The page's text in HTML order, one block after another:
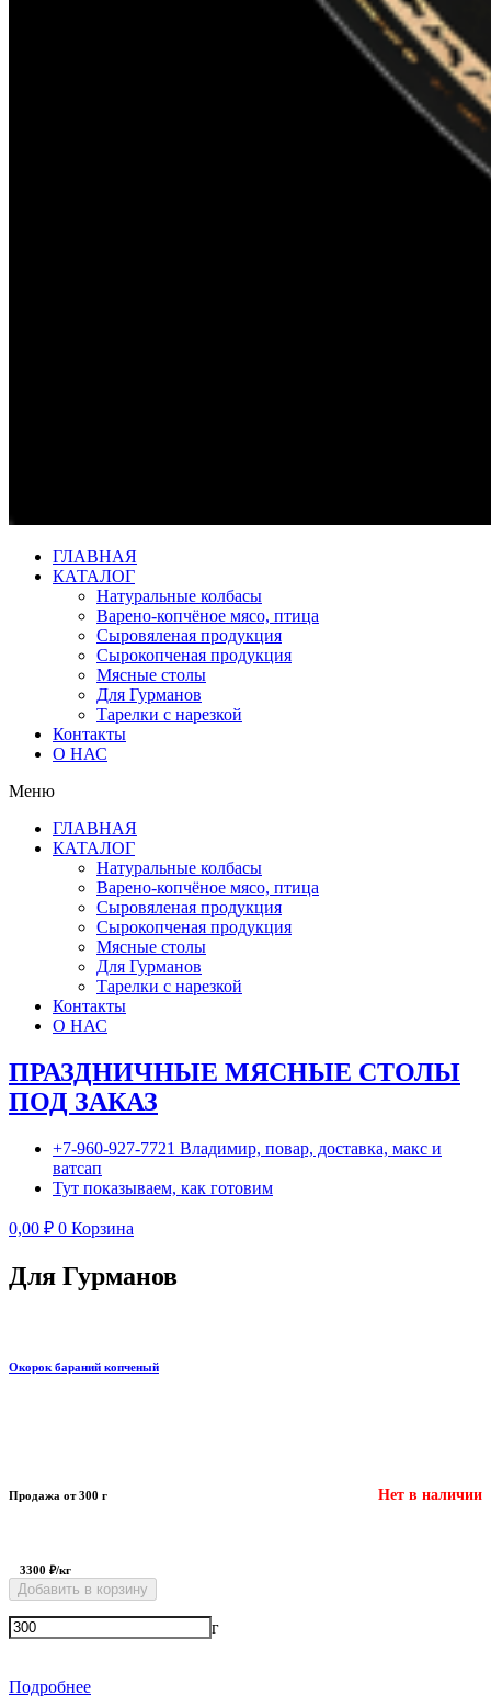
ГЛАВНАЯ
КАТАЛОГ
Натуральные колбасы
Варено-копчёное мясо, птица
Сыровяленая продукция
Сырокопченая продукция
Мясные столы
Для Гурманов
Тарелки с нарезкой
Контакты
О НАС
Меню
ГЛАВНАЯ
КАТАЛОГ
Натуральные колбасы
Варено-копчёное мясо, птица
Сыровяленая продукция
Сырокопченая продукция
Мясные столы
Для Гурманов
Тарелки с нарезкой
Контакты
О НАС
ПРАЗДНИЧНЫЕ МЯСНЫЕ СТОЛЫ
ПОД ЗАКАЗ
+7-960-927-7721 Владимир, повар, доставка, макс и
ватсап
Тут показываем, как готовим
0,00 ₽ 0 Корзина
Для Гурманов
Окорок бараний копченый
Продажа от 300 г Нет в наличии
3300 ₽/кг
Добавить в корзину
г
Подробнее